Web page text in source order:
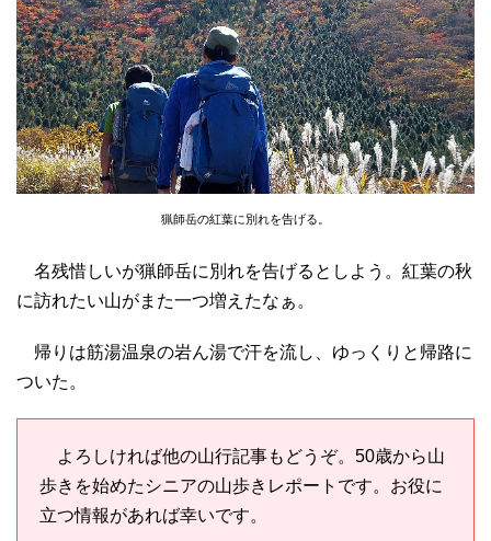
猟師岳の紅葉に別れを告げる。
名残惜しいが猟師岳に別れを告げるとしよう。紅葉の秋
に訪れたい山がまた一つ増えたなぁ。
帰りは筋湯温泉の岩ん湯で汗を流し、ゆっくりと帰路に
ついた。
よろしければ他の山行記事もどうぞ。50歳から山
歩きを始めたシニアの山歩きレポートです。お役に
立つ情報があれば幸いです。